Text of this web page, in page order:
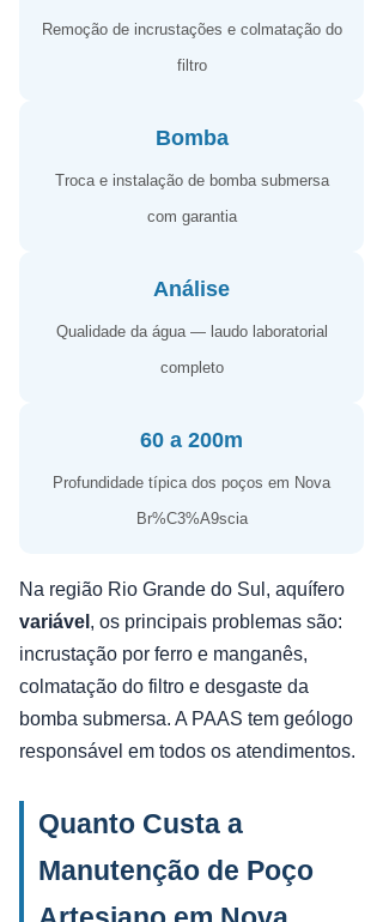
Remoção de incrustações e colmatação do
filtro
Bomba
Troca e instalação de bomba submersa
com garantia
Análise
Qualidade da água — laudo laboratorial
completo
60 a 200m
Profundidade típica dos poços em Nova
Br%C3%A9scia
Na região Rio Grande do Sul, aquífero
variável , os principais problemas são:
incrustação por ferro e manganês,
colmatação do filtro e desgaste da
bomba submersa. A PAAS tem geólogo
responsável em todos os atendimentos.
Quanto Custa a
Manutenção de Poço